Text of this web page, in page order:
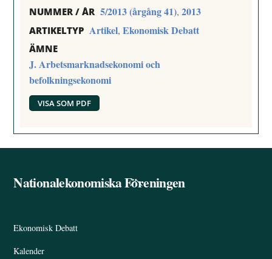
NUMMER / ÅR 5/2013 (årgång 41),2013
ARTIKELTYP Artikel,Ekonomisk Debatt
ÄMNE
J. Arbetsmarknadsekonomi och
befolkningsekonomi
VISA SOM PDF
Back
Nationalekonomiska Föreningen
Ekonomisk Debatt
Kalender